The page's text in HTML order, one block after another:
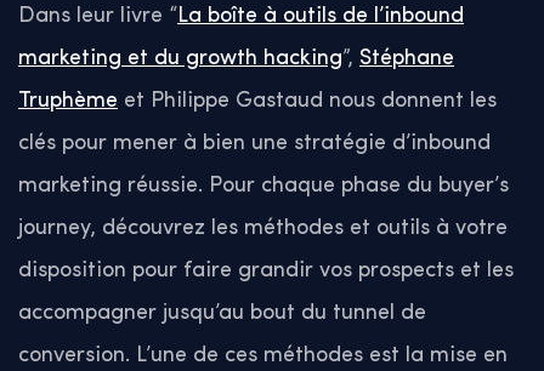
Dans leur livre “La boîte à outils de l’inbound
marketing et du growth hacking”, Stéphane
Truphème et Philippe Gastaud nous donnent les
clés pour mener à bien une stratégie d’inbound
marketing réussie. Pour chaque phase du buyer’s
journey, découvrez les méthodes et outils à votre
disposition pour faire grandir vos prospects et les
accompagner jusqu’au bout du tunnel de
conversion. L’une de ces méthodes est la mise en